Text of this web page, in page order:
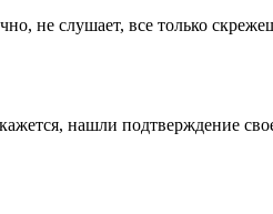
не слушает, все только
нашли подтверждение